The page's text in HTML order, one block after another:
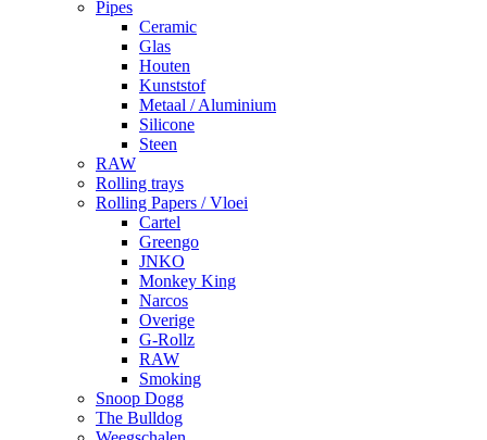
Pipes
Ceramic
Glas
Houten
Kunststof
Metaal / Aluminium
Silicone
Steen
RAW
Rolling trays
Rolling Papers / Vloei
Cartel
Greengo
JNKO
Monkey King
Narcos
Overige
G-Rollz
RAW
Smoking
Snoop Dogg
The Bulldog